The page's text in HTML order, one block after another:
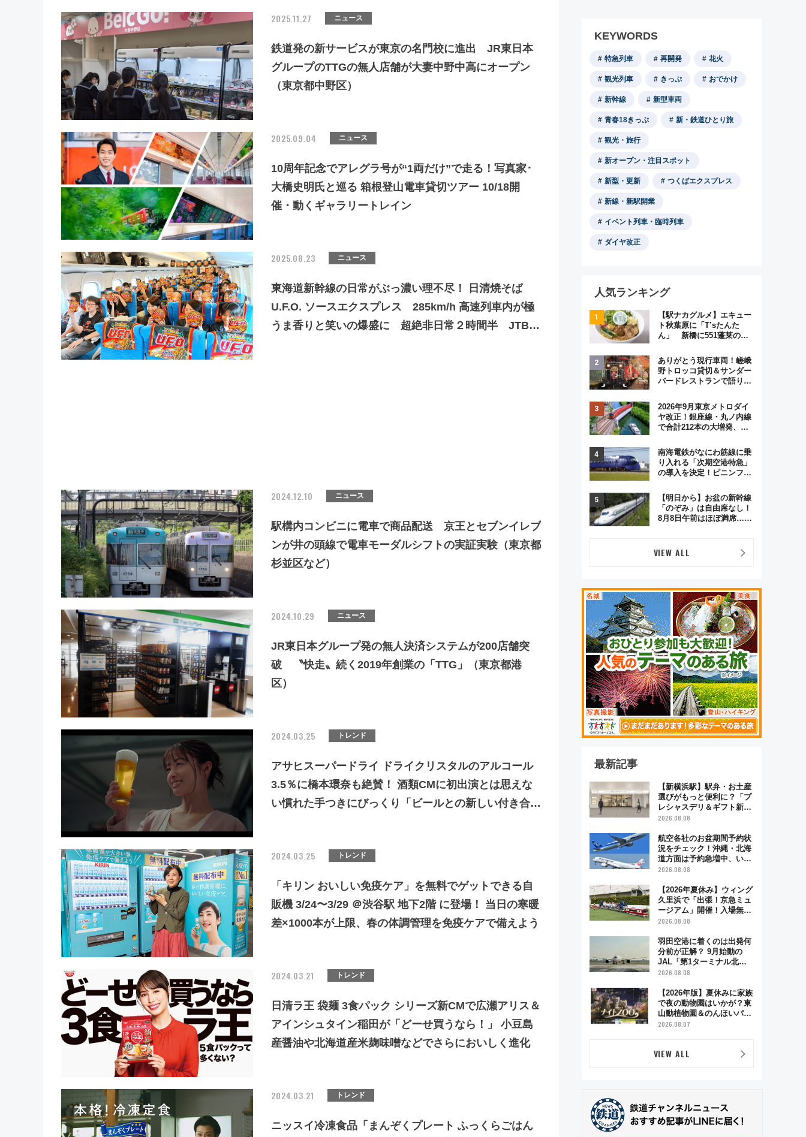
2025.11.27 ニュース
鉄道発の新サービスが東京の名門校に進出 JR東日本
グループのTTGの無人店舗が大妻中野中高にオープン
（東京都中野区）
2025.09.04 ニュース
10周年記念でアレグラ号が“1両だけ”で走る！写真家･
大橋史明氏と巡る 箱根登山電車貸切ツアー 10/18開
催・動くギャラリートレイン
2025.08.23 ニュース
東海道新幹線の日常がぶっ濃い理不尽！ 日清焼そば
U.F.O. ソースエクスプレス 285km/h 高速列車内が極
うま香りと笑いの爆盛に 超絶非日常２時間半 JTB
2024.12.10 ニュース
駅構内コンビニに電車で商品配送 京王とセブンイレブ
ンが井の頭線で電車モーダルシフトの実証実験（東京都
杉並区など）
2024.10.29 ニュース
JR東日本グループ発の無人決済システムが200店舗突
破 〝快走〟続く2019年創業の「TTG」（東京都港
区）
2024.03.25 トレンド
アサヒスーパードライ ドライクリスタルのアルコール
3.5％に橋本環奈も絶賛！ 酒類CMに初出演とは思えな
い慣れた手つきにびっくり「ビールとの新しい付き合い
2024.03.25 トレンド
「キリン おいしい免疫ケア」を無料でゲットできる自
販機 3/24〜3/29 ＠渋谷駅 地下2階 に登場！ 当日の寒暖
差×1000本が上限、春の体調管理を免疫ケアで備えよう
2024.03.21 トレンド
日清ラ王 袋麺 3食パック シリーズ新CMで広瀬アリス＆
アインシュタイン稲田が「どーせ買うなら！」 小豆島
産醤油や北海道産米麹味噌などでさらにおいしく進化
2024.03.21 トレンド
ニッスイ冷凍食品「まんぞくプレート ふっくらごはん
KEYWORDS
特急列車 再開発 花火
観光列車 きっぷ おでかけ
新幹線 新型車両
青春18きっぷ 新・鉄道ひとり旅
観光・旅行
新オープン・注目スポット
新型・更新 つくばエクスプレス
新線・新駅開業
イベント列車・臨時列車
ダイヤ改正
人気ランキング
【駅ナカグルメ】エキュー
ト秋葉原に「T’sたんた
ん」 新橋に551蓬莱の
オムライス専門店「肉とた
まご」新グルメ続々登場！
【2026年8月】
ありがとう現行車両！嵯峨
野トロッコ貸切＆サンダー
バードレストランで語り合
原トシヒロと行く！9月13
日「京都の鉄道満喫ツア
ー」開催
2026年9月東京メトロダイ
ヤ改正！銀座線・丸ノ内線
で合計212本の大増発、混
南海電鉄がなにわ筋線に乗
り入れる「次期空港特急」
の導入を決定！ピニンファ
デザイン
【明日から】お盆の新幹線
「のぞみ」は自由席なし！
8月8日午前はほぼ満席…で
「空席」探しのコツ
VIEW ALL
最新記事
【新横浜駅】駅弁・お土産
選びがもっと便利に？「プ
レシャスデリ＆ギフト新横
浜」がオープン 場所や営
2026.08.08
航空各社のお盆期間予約状
況をチェック！沖縄・北海
道方面は予約急増中、いま
から狙うべき日は？
2026.08.08
【2026年夏休み】ウィング
久里浜で「出張！京急ミュ
ージアム」開催！入場無料
でスタンプラリーや子ども
2026.08.08
羽田空港に着くのは出発何
分前が正解？ 9月始動の
JAL「第1ターミナル北側
サテライト」は徒歩1キロ
点まとめ
2026.08.08
【2026年版】夏休みに家族
で夜の動物園はいかが？東
山動植物園＆のんほいパー
ク「ナイトZOO」開催情報
2026.08.07
VIEW ALL